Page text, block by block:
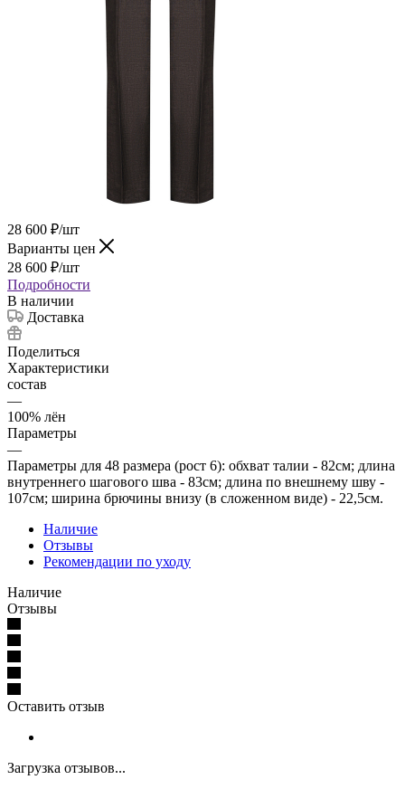
28 600 ₽/шт
Варианты цен
28 600 ₽/шт
Подробности
В наличии
Доставка
Поделиться
Характеристики
состав
—
100% лён
Параметры
—
Параметры для 48 размера (рост 6): обхват талии - 82см; длина
внутреннего шагового шва - 83см; длина по внешнему шву -
107см; ширина брючины внизу (в сложенном виде) - 22,5см.
Наличие
Отзывы
Рекомендации по уходу
Наличие
Отзывы
Оставить отзыв
Загрузка отзывов...